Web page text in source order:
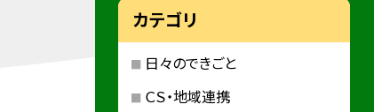
カテゴリ
日々のできごと
ＣＳ・地域連携